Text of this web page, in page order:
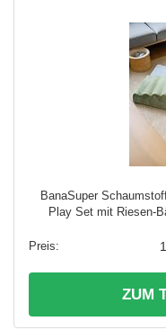
BanaSuper
Play Set mit Riesen-
ZUM